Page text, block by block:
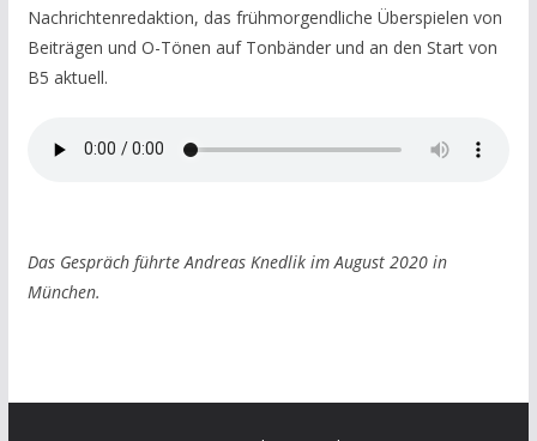
Nachrichtenredaktion, das frühmorgendliche Überspielen von
Beiträgen und O-Tönen auf Tonbänder und an den Start von
B5 aktuell.
Das Gespräch führte Andreas Knedlik im August 2020 in
München.